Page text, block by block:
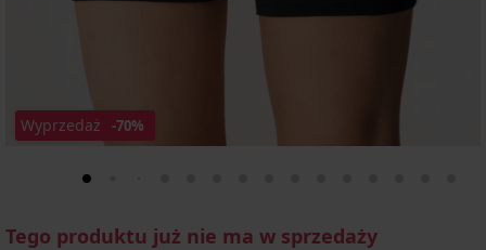
Wyprzedaż -70%
Tego produktu już nie ma w sprzedaży